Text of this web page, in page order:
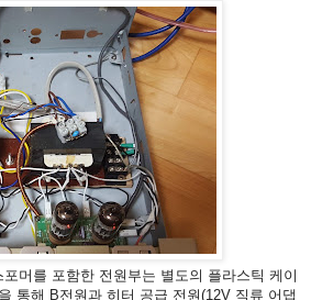
머를 포함한 전원부는 별도의 플라스틱 케이
통해 B전원과 히터 공급 전원(12V 직류 어댑